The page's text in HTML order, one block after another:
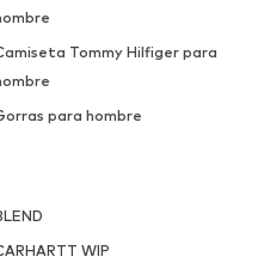
Tommy Hilfiger para
para hombre
WIP